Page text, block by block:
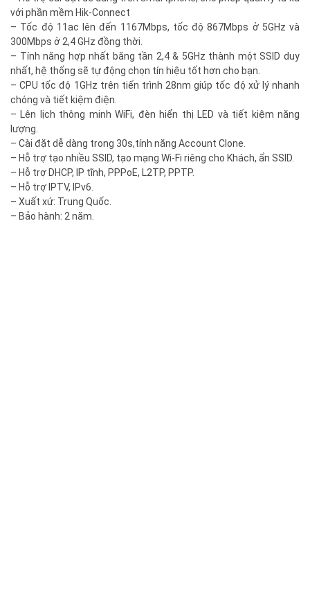
với phần mềm Hik-Connect
– Tốc độ 11ac lên đến 1167Mbps, tốc độ 867Mbps ở 5GHz và
300Mbps ở 2,4 GHz đồng thời.
– Tính năng hợp nhất băng tần 2,4 & 5GHz thành một SSID duy
nhất, hệ thống sẽ tự động chọn tín hiệu tốt hơn cho bạn.
– CPU tốc độ 1GHz trên tiến trình 28nm giúp tốc độ xử lý nhanh
chóng và tiết kiệm điện.
– Lên lịch thông minh WiFi, đèn hiển thị LED và tiết kiệm năng
lượng.
– Cài đặt dễ dàng trong 30s,tính năng Account Clone.
– Hỗ trợ tạo nhiều SSID, tạo mạng Wi-Fi riêng cho Khách, ẩn SSID.
– Hỗ trợ DHCP, IP tĩnh, PPPoE, L2TP, PPTP.
– Hỗ trợ IPTV, IPv6.
– Xuất xứ: Trung Quốc.
– Bảo hành: 2 năm.